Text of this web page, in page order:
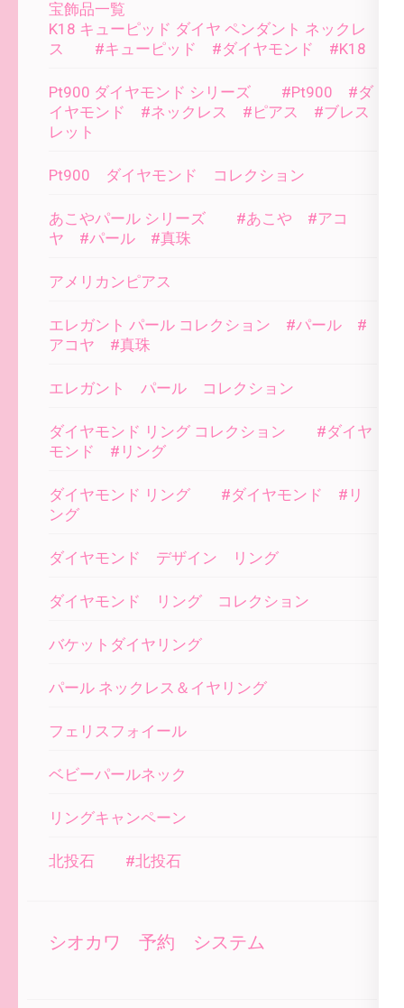
宝飾品一覧
K18 キューピッド ダイヤ ペンダント ネックレ
ス #キューピッド #ダイヤモンド #K18
Pt900 ダイヤモンド シリーズ #Pt900 #ダ
イヤモンド #ネックレス #ピアス #ブレス
レット
Pt900 ダイヤモンド コレクション
あこやパール シリーズ #あこや #アコ
ヤ #パール #真珠
アメリカンピアス
エレガント パール コレクション #パール #
アコヤ #真珠
エレガント パール コレクション
ダイヤモンド リング コレクション #ダイヤ
モンド #リング
ダイヤモンド リング #ダイヤモンド #リ
ング
ダイヤモンド デザイン リング
ダイヤモンド リング コレクション
バケットダイヤリング
パール ネックレス＆イヤリング
フェリスフォイール
ベビーパールネック
リングキャンペーン
北投石 #北投石
シオカワ 予約 システム